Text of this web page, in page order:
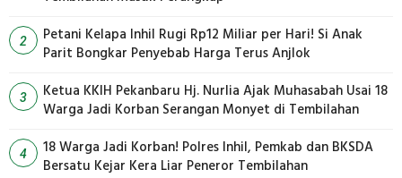
2
Petani Kelapa Inhil Rugi Rp12 Miliar per Hari! Si Anak
Parit Bongkar Penyebab Harga Terus Anjlok
3
Ketua KKIH Pekanbaru Hj. Nurlia Ajak Muhasabah Usai 18
Warga Jadi Korban Serangan Monyet di Tembilahan
4
18 Warga Jadi Korban! Polres Inhil, Pemkab dan BKSDA
Bersatu Kejar Kera Liar Peneror Tembilahan